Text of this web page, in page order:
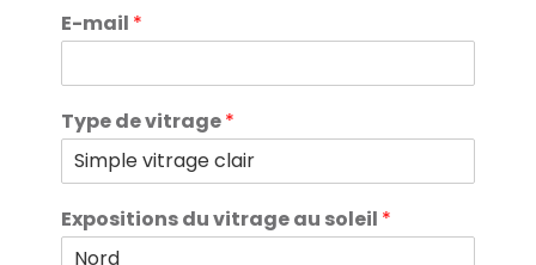
E-mail *
Type de vitrage*
Expositions du vitrage au soleil *